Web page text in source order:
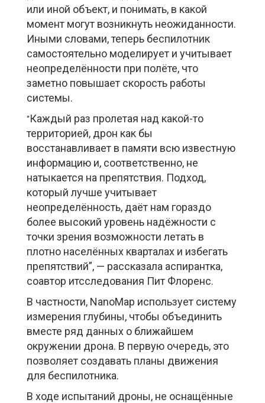
или иной объект, и понимать, в какой
момент могут возникнуть неожиданности.
Иными словами, теперь беспилотник
самостоятельно моделирует и учитывает
неопределённости при полёте, что
заметно повышает скорость работы
системы.
“Каждый раз пролетая над какой-то
территорией, дрон как бы
восстанавливает в памяти всю известную
информацию и, соответственно, не
натыкается на препятствия. Подход,
который лучше учитывает
неопределённость, даёт нам гораздо
более высокий уровень надёжности с
точки зрения возможности летать в
плотно населённых кварталах и избегать
препятствий”, — рассказала аспирантка,
соавтор итсследования Пит Флоренс.
В частности, NanoMap использует систему
измерения глубины, чтобы объединить
вместе ряд данных о ближайшем
окружении дрона. В первую очередь, это
позволяет создавать планы движения
для беспилотника.
В ходе испытаний дроны, не оснащённые